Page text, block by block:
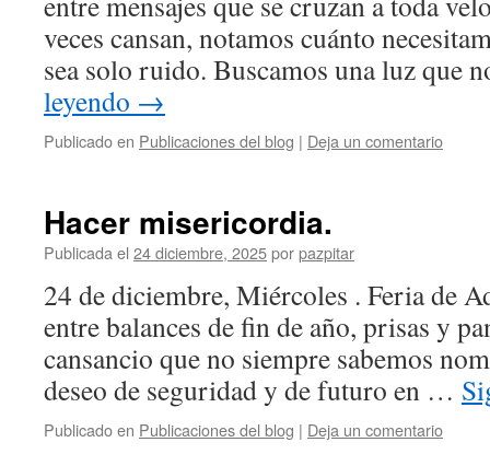
veces cansan, notamos cuánto
sea solo ruido. Buscamos una luz que
leyendo →
Publicado en Publicaciones del blog | Deja un comentario
Hacer misericordia.
Publicada el 24 diciembre, 2025porpazpitar
24 de diciembre, Miércoles . Feria de
entre balances de fin de año, prisas y
cansancio que no siempre sabemos
deseo de seguridad y de futuro en …
Publicado en Publicaciones del blog | Deja un comentario